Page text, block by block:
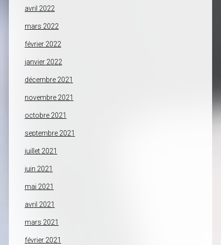
avril 2022
mars 2022
février 2022
janvier 2022
décembre 2021
novembre 2021
octobre 2021
septembre 2021
juillet 2021
juin 2021
mai 2021
avril 2021
mars 2021
février 2021